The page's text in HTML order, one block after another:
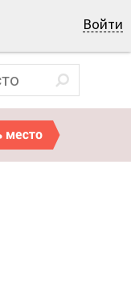
Войти